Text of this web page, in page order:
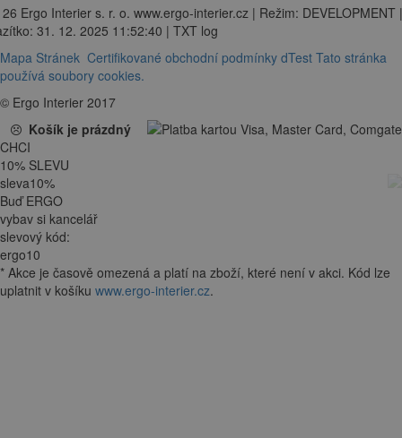
Ergo Interier s. r. o. www.ergo-interier.cz | Režim: DEVELOPMENT |
31. 12. 2025 11:52:40 | TXT log
Mapa Stránek Certifikované obchodní podmínky dTest Tato stránka
používá soubory cookies.
© Ergo Interier 2017
Košík je prázdný
CHCI
10% SLEVU
sleva10%
Buď ERGO
vybav si kancelář
slevový kód:
ergo10
* Akce je časově omezená a platí na zboží, které není v akci. Kód lze
uplatnit v košíku www.ergo-interier.cz.